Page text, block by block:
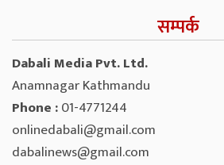
सम्पर्क
Dabali Media Pvt. Ltd.
Anamnagar Kathmandu
Phone :01-4771244
onlinedabali@gmail.com
dabalinews@gmail.com